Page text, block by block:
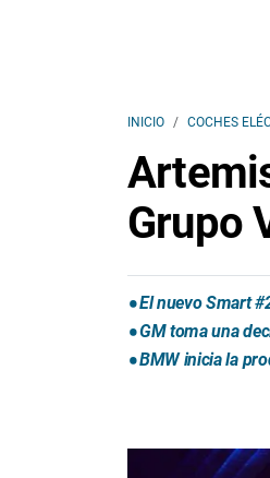
INICIO COCHES
Grupo
El nuevo Smart
GM toma una
BMW inicia la